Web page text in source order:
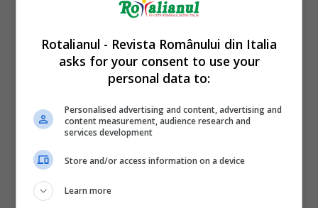
Rotalianul - Revista Românului din Italia
asks for your consent to use your
personal data to:
Personalised advertising and content, advertising and
content measurement, audience research and
services development
Store and/or access information on a device
Learn more